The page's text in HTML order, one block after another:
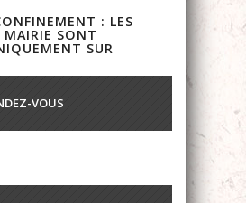
: LES
MAIRIE SONT
SUR
VOUS